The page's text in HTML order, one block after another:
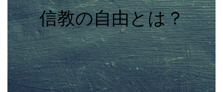
信教の自由とは？